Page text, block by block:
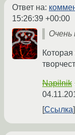
Ответ на:
15:26:39 +00:00
Очень
Napilnik
Ссылка